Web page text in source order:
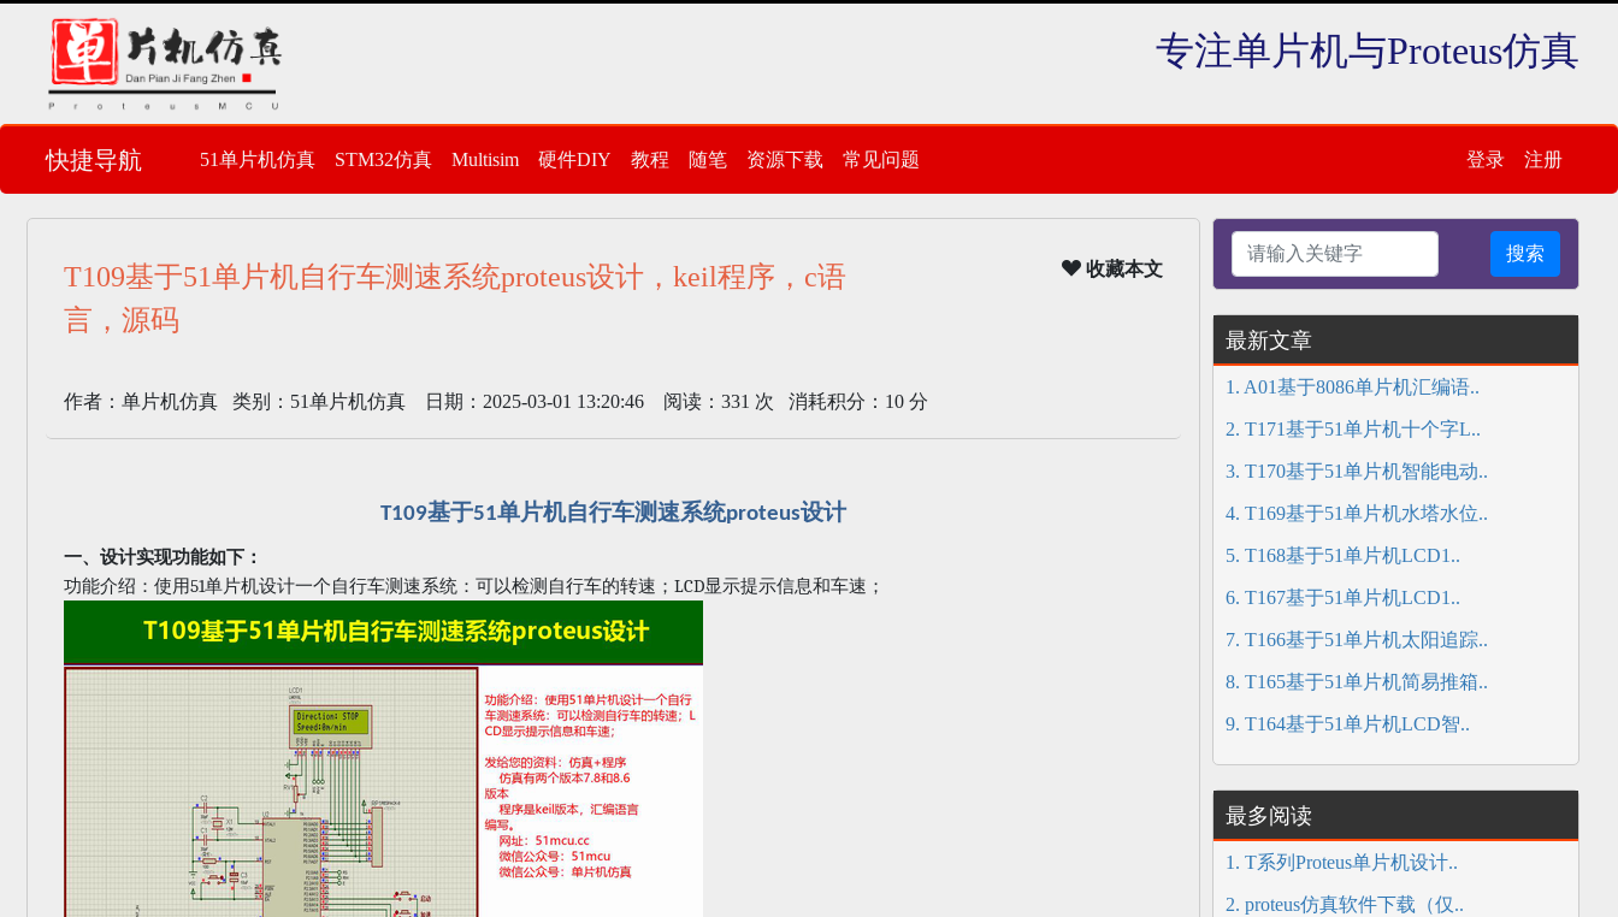
专注单片机与Proteus仿真
快捷导航 51单片机仿真 STM32仿真 Multisim 硬件DIY 教程 随笔 资源下载 常见问题 登录 注册
T109基于51单片机自行车测速系统proteus设计，keil程序，c语
言，源码
收藏本文
作者：单片机仿真 类别：51单片机仿真 日期：2025-03-01 13:20:46 阅读：331 次 消耗积分：10 分
T109基于51单片机自行车测速系统proteus设计
一、设计实现功能如下：
功能介绍：使用51单片机设计一个自行车测速系统：可以检测自行车的转速； LCD显示提示信息和车速；
搜索
最新文章
1. A01基于8086单片机汇编语..
2. T171基于51单片机十个字L..
3. T170基于51单片机智能电动..
4. T169基于51单片机水塔水位..
5. T168基于51单片机LCD1..
6. T167基于51单片机LCD1..
7. T166基于51单片机太阳追踪..
8. T165基于51单片机简易推箱..
9. T164基于51单片机LCD智..
最多阅读
1. T系列Proteus单片机设计..
2. proteus仿真软件下载（仅..